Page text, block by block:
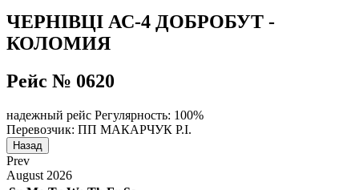
ЧЕРНІВЦІ АС-4 ДОБРОБУТ -
КОЛОМИЯ
Рейс № 0620
надежный рейс Регулярность: 100%
Перевозчик: ПП МАКАРЧУК Р.І.
Назад
Prev
August 2026